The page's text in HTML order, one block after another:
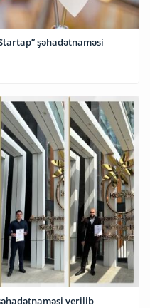
şəhadətnaməsi
verilib